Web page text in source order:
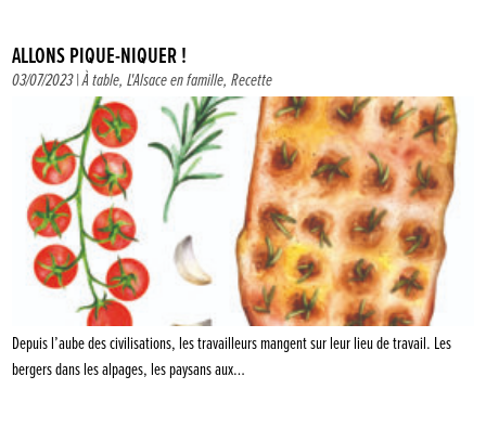
ALLONS PIQUE-NIQUER !
03/07/2023 |À table,L'Alsace en famille,Recette
Depuis l’aube des civilisations, les travailleurs mangent sur leur lieu de travail. Les
bergers dans les alpages, les paysans aux…